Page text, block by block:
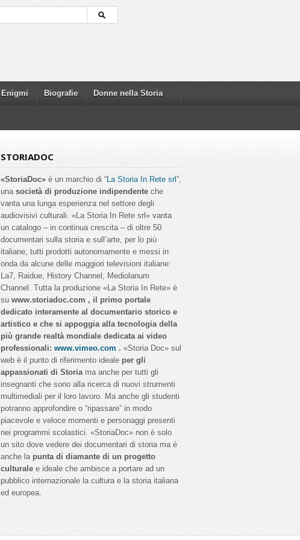
Enigmi Biografie Donne nella Storia
STORIADOC
«StoriaDoc» è un marchio di “La Storia In Rete srl”,
una società di produzione indipendente che
vanta una lunga esperienza nel settore degli
audiovisivi culturali. «La Storia In Rete srl» vanta
un catalogo – in continua crescita – di oltre 50
documentari sulla storia e sull’arte, per lo più
italiane, tutti prodotti autonomamente e messi in
onda da alcune delle maggiori televisioni italiane:
La7, Raidue, History Channel, Mediolanum
Channel. Tutta la produzione «La Storia In Rete» è
su www.storiadoc.com , il primo portale
dedicato interamente al documentario storico e
artistico e che si appoggia alla tecnologia della
più grande realtà mondiale dedicata ai video
professionali: www.vimeo.com . «Storia Doc» sul
web è il punto di riferimento ideale per gli
appassionati di Storiama anche per tutti gli
insegnanti che sono alla ricerca di nuovi strumenti
multimediali per il loro lavoro. Ma anche gli studenti
potranno approfondire o “ripassare” in modo
piacevole e veloce momenti e personaggi presenti
nei programmi scolastici. «StoriaDoc» non è solo
un sito dove vedere dei documentari di storia ma è
anche la punta di diamante di un progetto
culturale e ideale che ambisce a portare ad un
pubblico internazionale la cultura e la storia italiana
ed europea.